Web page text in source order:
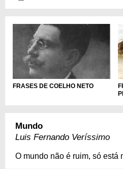
FRASES DE COELHO NETO
Mundo
Luis Fernando Veríssimo
O mundo não é ruim, só está